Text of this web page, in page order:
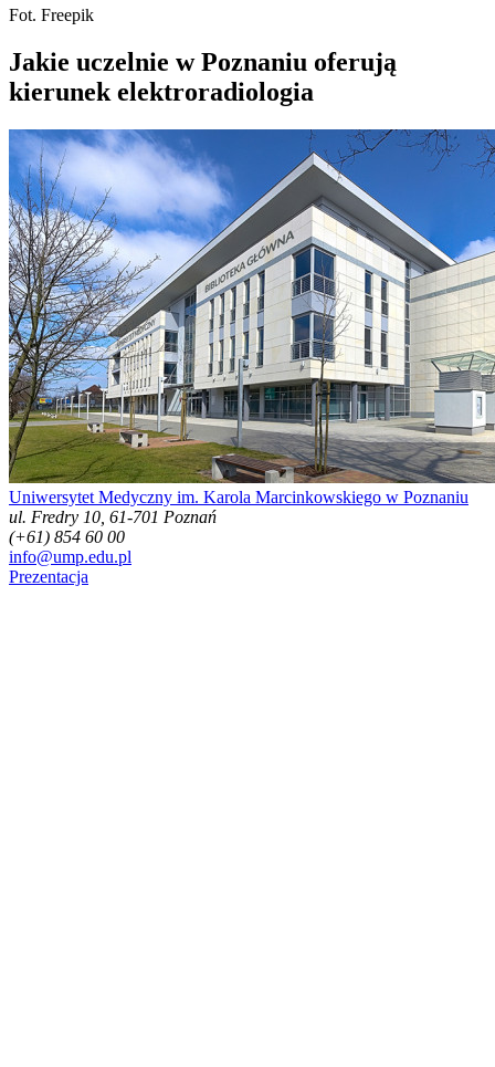
Fot. Freepik
Jakie uczelnie w Poznaniu oferują
kierunek elektroradiologia
Uniwersytet Medyczny im. Karola Marcinkowskiego w Poznaniu
ul. Fredry 10, 61-701 Poznań
(+61) 854 60 00
info@ump.edu.pl
Prezentacja